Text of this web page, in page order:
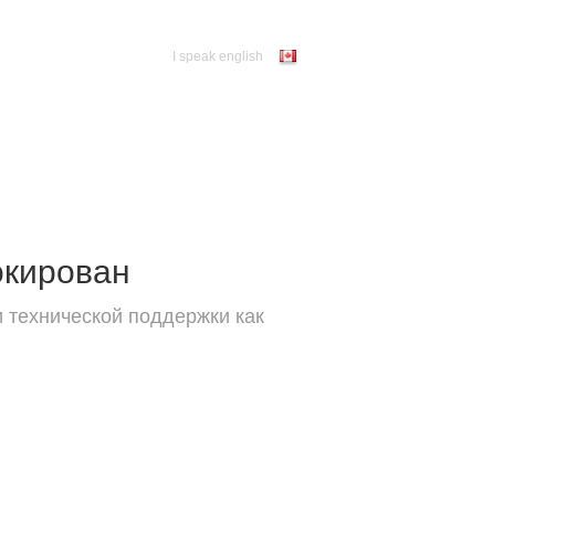
I speak english
поддержки как